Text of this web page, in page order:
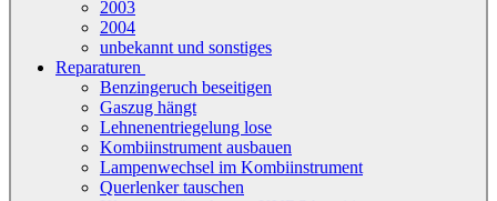
2003
2004
unbekannt und sonstiges
Reparaturen
Benzingeruch beseitigen
Gaszug hängt
Lehnenentriegelung lose
Kombiinstrument ausbauen
Lampenwechsel im Kombiinstrument
Querlenker tauschen